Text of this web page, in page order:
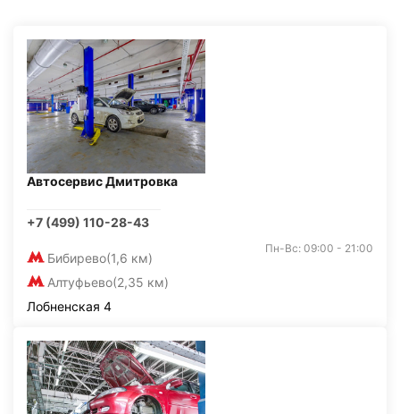
Автосервис Дмитровка
+7 (499) 110-28-43
Бибирево(1,6 км)
Алтуфьево(2,35 км)
Пн-Вс: 09:00 - 21:00
Лобненская 4